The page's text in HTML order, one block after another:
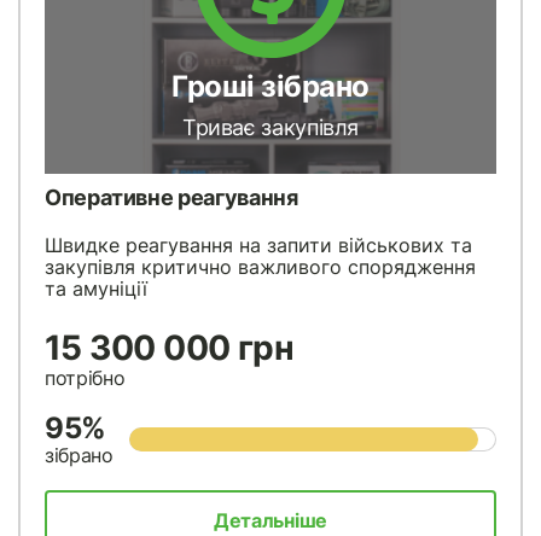
Гроші зібрано
Триває закупівля
Оперативне реагування
Швидке реагування на запити військових та
закупівля критично важливого спорядження
та амуніції
15 300 000 грн
потрібно
95%
зібрано
Детальніше